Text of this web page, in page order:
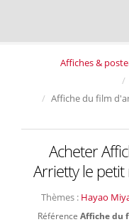
Affiches &
Affiche du film
Acheter
Arrietty le
Thèmes : Hayao
Référence Affiche du